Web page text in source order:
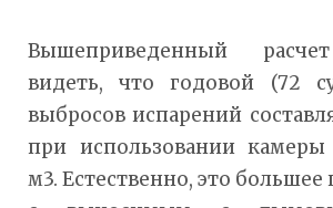
Вышеприведенный
видеть, что годовой (72
выбросов испарений
при использовании
м3. Естественно, это